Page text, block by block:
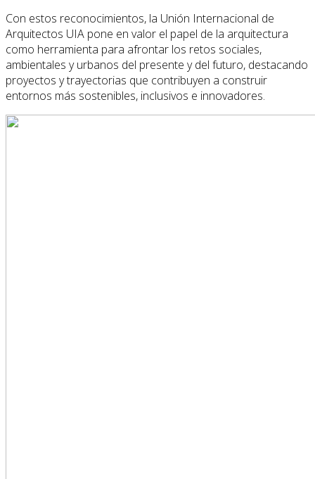
Con estos reconocimientos, la Unión Internacional de
Arquitectos UIA pone en valor el papel de la arquitectura
como herramienta para afrontar los retos sociales,
ambientales y urbanos del presente y del futuro, destacando
proyectos y trayectorias que contribuyen a construir
entornos más sostenibles, inclusivos e innovadores.